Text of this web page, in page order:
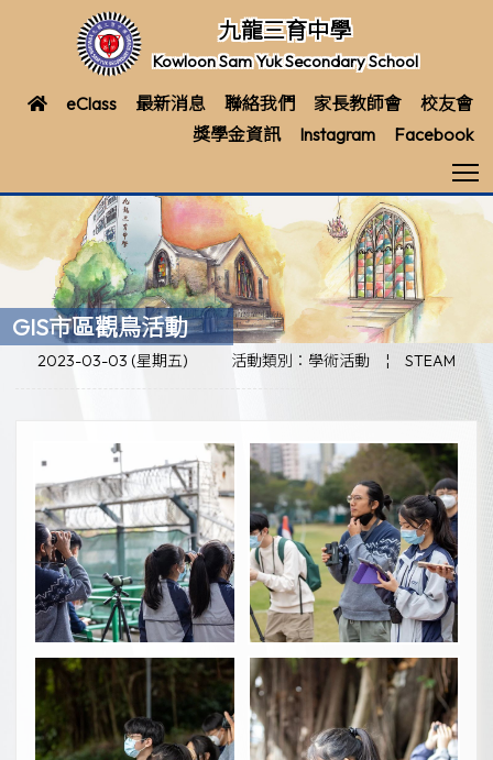
九龍三育中學
Kowloon Sam Yuk Secondary School
eClass 最新消息 聯絡我們 家長教師會
校友會
獎學金資訊
Instagram Facebook
GIS市區觀鳥活動
2023-03-03 (星期五) 活動類別：學術活動 ¦ STEAM